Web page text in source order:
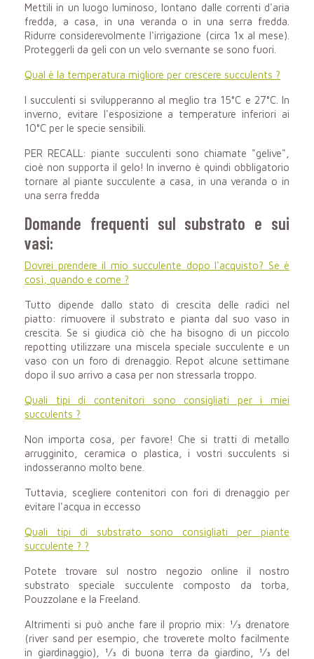
Mettili in un luogo luminoso, lontano dalle correnti d'aria
fredda, a casa, in una veranda o in una serra fredda.
Ridurre considerevolmente l'irrigazione (circa 1x al mese).
Proteggerli da geli con un velo svernante se sono fuori.
Qual è la temperatura migliore per crescere succulents ?
I succulenti si svilupperanno al meglio tra 15°C e 27°C. In
inverno, evitare l'esposizione a temperature inferiori ai
10°C per le specie sensibili.
PER RECALL: piante succulenti sono chiamate "gelive",
cioè non supporta il gelo! In inverno è quindi obbligatorio
tornare al piante succulente a casa, in una veranda o in
una serra fredda
Domande frequenti sul substrato e sui
vasi:
Dovrei prendere il mio succulente dopo l'acquisto? Se è
così, quando e come ?
Tutto dipende dallo stato di crescita delle radici nel
piatto: rimuovere il substrato e pianta dal suo vaso in
crescita. Se si giudica ciò che ha bisogno di un piccolo
repotting utilizzare una miscela speciale succulente e un
vaso con un foro di drenaggio. Repot alcune settimane
dopo il suo arrivo a casa per non stressarla troppo.
Quali tipi di contenitori sono consigliati per i miei
succulents ?
Non importa cosa, per favore! Che si tratti di metallo
arrugginito, ceramica o plastica, i vostri succulents si
indosseranno molto bene.
Tuttavia, scegliere contenitori con fori di drenaggio per
evitare l'acqua in eccesso
Quali tipi di substrato sono consigliati per piante
succulente ? ?
Potete trovare sul nostro negozio online il nostro
substrato speciale succulente composto da torba,
Pouzzolane e la Freeland.
Altrimenti si può anche fare il proprio mix: 1⁄3 drenatore
(river sand per esempio, che troverete molto facilmente
in giardinaggio), 1⁄3 di buona terra da giardino, 1⁄3 del